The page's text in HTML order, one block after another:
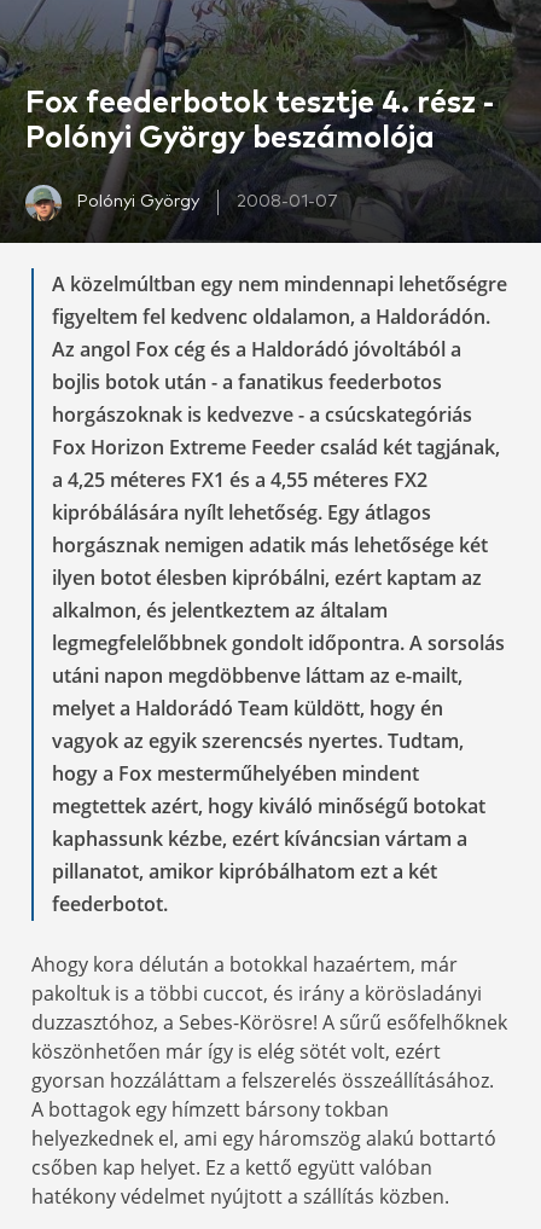
Fox feederbotok tesztje 4. rész -
Polónyi György beszámolója
Polónyi György 2008-01-07
A közelmúltban egy nem mindennapi lehetőségre
figyeltem fel kedvenc oldalamon, a Haldorádón.
Az angol Fox cég és a Haldorádó jóvoltából a
bojlis botok után - a fanatikus feederbotos
horgászoknak is kedvezve - a csúcskategóriás
Fox Horizon Extreme Feeder család két tagjának,
a 4,25 méteres FX1 és a 4,55 méteres FX2
kipróbálására nyílt lehetőség. Egy átlagos
horgásznak nemigen adatik más lehetősége két
ilyen botot élesben kipróbálni, ezért kaptam az
alkalmon, és jelentkeztem az általam
legmegfelelőbbnek gondolt időpontra. A sorsolás
utáni napon megdöbbenve láttam az e-mailt,
melyet a Haldorádó Team küldött, hogy én
vagyok az egyik szerencsés nyertes. Tudtam,
hogy a Fox mesterműhelyében mindent
megtettek azért, hogy kiváló minőségű botokat
kaphassunk kézbe, ezért kíváncsian vártam a
pillanatot, amikor kipróbálhatom ezt a két
feederbotot.
Ahogy kora délután a botokkal hazaértem, már
pakoltuk is a többi cuccot, és irány a körösladányi
duzzasztóhoz, a Sebes-Körösre! A sűrű esőfelhőknek
köszönhetően már így is elég sötét volt, ezért
gyorsan hozzáláttam a felszerelés összeállításához.
A bottagok egy hímzett bársony tokban
helyezkednek el, ami egy háromszög alakú bottartó
csőben kap helyet. Ez a kettő együtt valóban
hatékony védelmet nyújtott a szállítás közben.